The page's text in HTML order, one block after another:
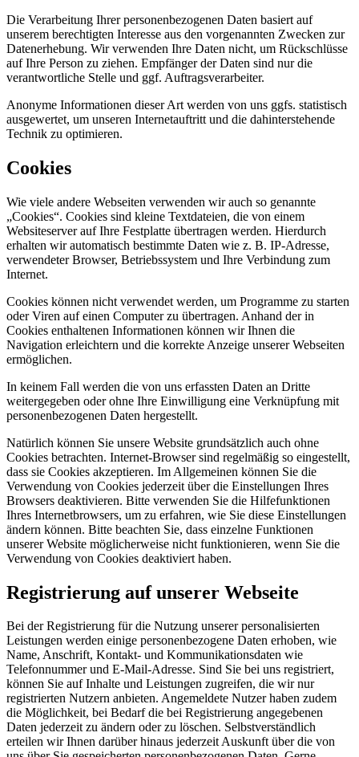
Die Verarbeitung Ihrer personenbezogenen Daten basiert auf
unserem berechtigten Interesse aus den vorgenannten Zwecken zur
Datenerhebung. Wir verwenden Ihre Daten nicht, um Rückschlüsse
auf Ihre Person zu ziehen. Empfänger der Daten sind nur die
verantwortliche Stelle und ggf. Auftragsverarbeiter.
Anonyme Informationen dieser Art werden von uns ggfs. statistisch
ausgewertet, um unseren Internetauftritt und die dahinterstehende
Technik zu optimieren.
Cookies
Wie viele andere Webseiten verwenden wir auch so genannte
„Cookies“. Cookies sind kleine Textdateien, die von einem
Websiteserver auf Ihre Festplatte übertragen werden. Hierdurch
erhalten wir automatisch bestimmte Daten wie z. B. IP-Adresse,
verwendeter Browser, Betriebssystem und Ihre Verbindung zum
Internet.
Cookies können nicht verwendet werden, um Programme zu starten
oder Viren auf einen Computer zu übertragen. Anhand der in
Cookies enthaltenen Informationen können wir Ihnen die
Navigation erleichtern und die korrekte Anzeige unserer Webseiten
ermöglichen.
In keinem Fall werden die von uns erfassten Daten an Dritte
weitergegeben oder ohne Ihre Einwilligung eine Verknüpfung mit
personenbezogenen Daten hergestellt.
Natürlich können Sie unsere Website grundsätzlich auch ohne
Cookies betrachten. Internet-Browser sind regelmäßig so eingestellt,
dass sie Cookies akzeptieren. Im Allgemeinen können Sie die
Verwendung von Cookies jederzeit über die Einstellungen Ihres
Browsers deaktivieren. Bitte verwenden Sie die Hilfefunktionen
Ihres Internetbrowsers, um zu erfahren, wie Sie diese Einstellungen
ändern können. Bitte beachten Sie, dass einzelne Funktionen
unserer Website möglicherweise nicht funktionieren, wenn Sie die
Verwendung von Cookies deaktiviert haben.
Registrierung auf unserer Webseite
Bei der Registrierung für die Nutzung unserer personalisierten
Leistungen werden einige personenbezogene Daten erhoben, wie
Name, Anschrift, Kontakt- und Kommunikationsdaten wie
Telefonnummer und E-Mail-Adresse. Sind Sie bei uns registriert,
können Sie auf Inhalte und Leistungen zugreifen, die wir nur
registrierten Nutzern anbieten. Angemeldete Nutzer haben zudem
die Möglichkeit, bei Bedarf die bei Registrierung angegebenen
Daten jederzeit zu ändern oder zu löschen. Selbstverständlich
erteilen wir Ihnen darüber hinaus jederzeit Auskunft über die von